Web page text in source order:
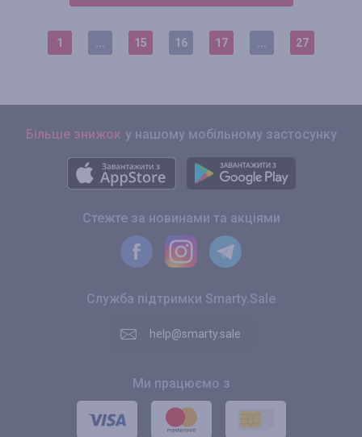
1 15 16 17 27
Більше знижок у нашому мобільному застосунку
Стежте за новинами та акціями
Служба підтримки Smarty.Sale
help@smarty.sale
Ми працюємо з